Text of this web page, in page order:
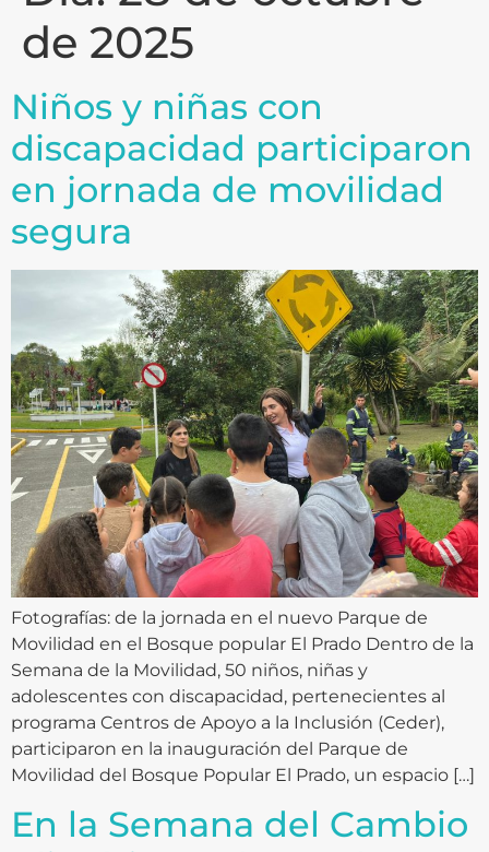
de 2025
Niños y niñas con
discapacidad participaron
en jornada de movilidad
segura
Fotografías: de la jornada en el nuevo Parque de
Movilidad en el Bosque popular El Prado Dentro de la
Semana de la Movilidad, 50 niños, niñas y
adolescentes con discapacidad, pertenecientes al
programa Centros de Apoyo a la Inclusión (Ceder),
participaron en la inauguración del Parque de
Movilidad del Bosque Popular El Prado, un espacio […]
En la Semana del Cambio